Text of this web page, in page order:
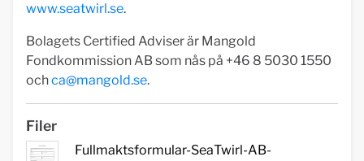
www.seatwirl.se.
Bolagets Certified Adviser är Mangold
Fondkommission AB som nås på +46 8 5030 1550
ochca@mangold.se.
Filer
Fullmaktsformular-SeaTwirl-AB-